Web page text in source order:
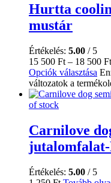
Hurtta
mustár
Értékelés: 5.00 / 5
15 500 Ft – 18 500 Ft
Opciók választása
változatok a
of stock
Carnilove
Értékelés: 5.00 / 5